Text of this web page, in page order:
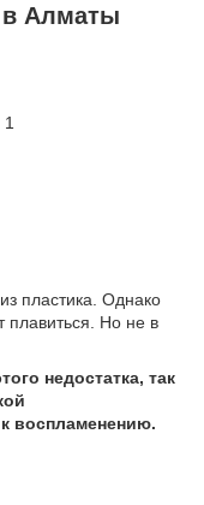
в Алматы
1
пластика. Однако
плавиться. Но не в
недостатка, так
воспламенению.